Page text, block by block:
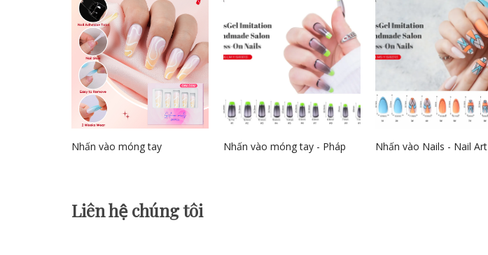
Nhấn vào móng tay Nhấn vào móng tay - Pháp Nhấn vào Nails - Nail Art
Liên hệ chúng tôi